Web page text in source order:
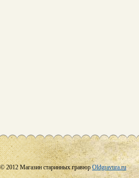
© 2012 Магазин старинных гравюрOldgravura.ru